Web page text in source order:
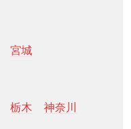
宮城
栃木
神奈川